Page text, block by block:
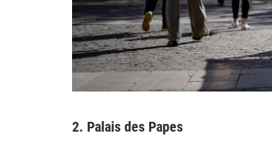
2. Palais des Papes